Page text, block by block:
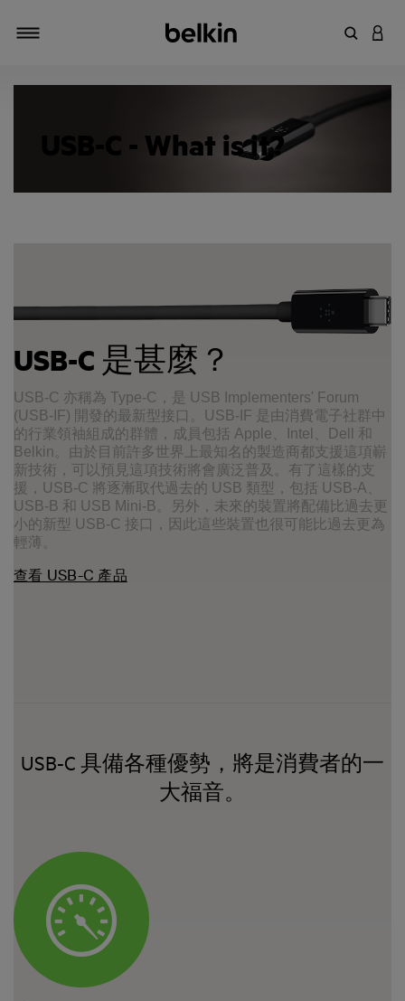
输入关键
登录
USB-C - What is it?
USB-C 是甚麼？
USB-C 亦稱為 Type-C，是 USB Implementers' Forum
(USB-IF) 開發的最新型接口。USB-IF 是由消費電子社群中
的行業領袖組成的群體，成員包括 Apple、Intel、Dell 和
Belkin。由於目前許多世界上最知名的製造商都支援這項嶄
新技術，可以預見這項技術將會廣泛普及。有了這樣的支
援，USB-C 將逐漸取代過去的 USB 類型，包括 USB-A、
USB-B 和 USB Mini-B。另外，未來的裝置將配備比過去更
小的新型 USB-C 接口，因此這些裝置也很可能比過去更為
輕薄。
查看 USB-C 產品
USB-C 具備各種優勢，將是消費者的一
大福音。